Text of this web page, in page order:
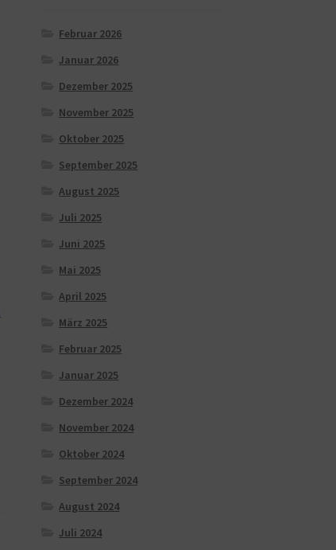
Februar 2026
Januar 2026
Dezember 2025
November 2025
Oktober 2025
September 2025
August 2025
Juli 2025
Juni 2025
Mai 2025
April 2025
März 2025
Februar 2025
Januar 2025
Dezember 2024
November 2024
Oktober 2024
September 2024
August 2024
Juli 2024